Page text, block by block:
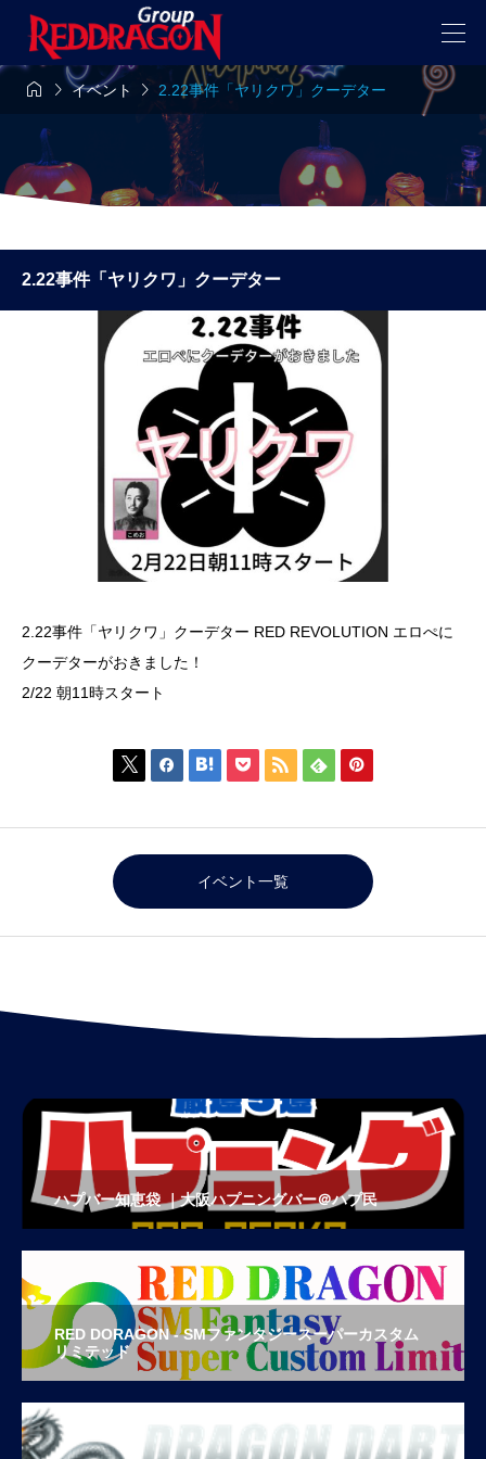
 イベント  2.22事件「ヤリクワ」クーデター
2.22事件「ヤリクワ」クーデター
2.22事件「ヤリクワ」クーデター RED REVOLUTION エロぺに
クーデターがおきました！
2/22 朝11時スタート
      
イベント一覧
ハプバー知恵袋 ｜大阪ハプニングバー＠ハプ民
RED DORAGON - SMファンタジースーパーカスタム
リミテッド